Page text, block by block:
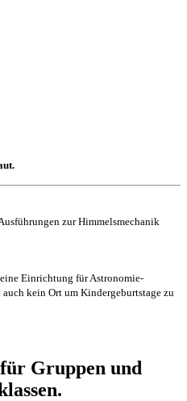
zur Himmelsmechanik
Einrichtung für Astronomie-
kein Ort um Kindergeburtstage zu
Gruppen und